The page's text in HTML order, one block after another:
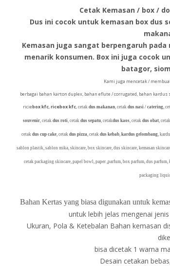
Cetak Kemasan / box /
Dus ini cocok untuk kemasan box
Kemasan juga sangat berpengaruh
menarik konsumen. Box ini juga cocok
batagor,
Kami juga mencetak /
berbagai bahan karton duplex, bahan eflute / corrugated, bahan
riciebox kfc,ricebox kfc, cetak dus makanan, cetak dus nasi / catering,
souvenir, cetak dus roti, cetak dus sepatu, cetakdus kaos, cetak dus obat, cetak
cetak dus cup cake, cetak dus pizza, cetak dus kebab, kardus gelombang,
sablon plastik, sablon mika, skincare, box skincare, dus skincare, kemasan
cetak packaging skincare, papel bowl, paper ,parfum, box parfum, dus
packaging
Bahan Kertas yang biasa digunakan untuk
untuk lebih jelas mengenai
Ukuran, Pola & Ketebalan Bahan kemasan
bisa dicetak 1 warna
Desain cetakan